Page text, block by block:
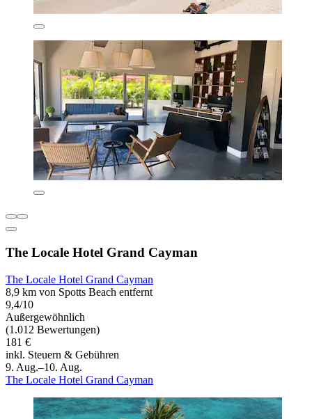
The Locale Hotel Grand Cayman
The Locale Hotel Grand Cayman
8,9 km von Spotts Beach entfernt
9,4/10
Außergewöhnlich
(1.012 Bewertungen)
181 €
inkl. Steuern & Gebühren
9. Aug.–10. Aug.
The Locale Hotel Grand Cayman